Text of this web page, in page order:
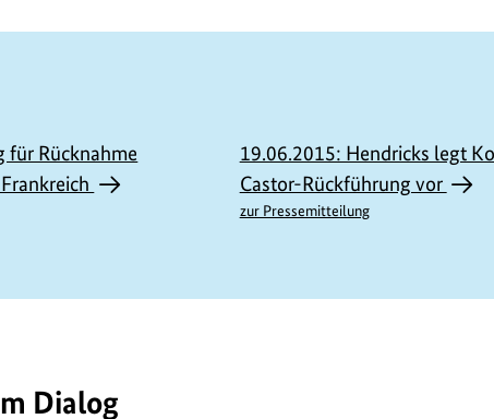
für Rücknahme
19.06.2015: Hendricks legt
Castor-Rückführung vor
zur Pressemitteilung
Dialog